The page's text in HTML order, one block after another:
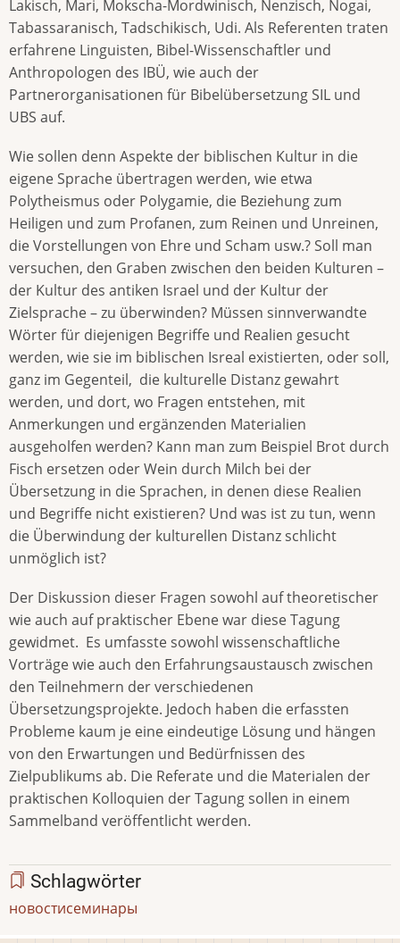
Lakisch, Mari, Mokscha-Mordwinisch, Nenzisch, Nogai,
Tabassaranisch, Tadschikisch, Udi. Als Referenten traten
erfahrene Linguisten, Bibel-Wissenschaftler und
Anthropologen des IBÜ, wie auch der
Partnerorganisationen für Bibelübersetzung SIL und
UBS auf.
Wie sollen denn Aspekte der biblischen Kultur in die
eigene Sprache übertragen werden, wie etwa
Polytheismus oder Polygamie, die Beziehung zum
Heiligen und zum Profanen, zum Reinen und Unreinen,
die Vorstellungen von Ehre und Scham usw.? Soll man
versuchen, den Graben zwischen den beiden Kulturen –
der Kultur des antiken Israel und der Kultur der
Zielsprache – zu überwinden? Müssen sinnverwandte
Wörter für diejenigen Begriffe und Realien gesucht
werden, wie sie im biblischen Isreal existierten, oder soll,
ganz im Gegenteil, die kulturelle Distanz gewahrt
werden, und dort, wo Fragen entstehen, mit
Anmerkungen und ergänzenden Materialien
ausgeholfen werden? Kann man zum Beispiel Brot durch
Fisch ersetzen oder Wein durch Milch bei der
Übersetzung in die Sprachen, in denen diese Realien
und Begriffe nicht existieren? Und was ist zu tun, wenn
die Überwindung der kulturellen Distanz schlicht
unmöglich ist?
Der Diskussion dieser Fragen sowohl auf theoretischer
wie auch auf praktischer Ebene war diese Tagung
gewidmet. Es umfasste sowohl wissenschaftliche
Vorträge wie auch den Erfahrungsaustausch zwischen
den Teilnehmern der verschiedenen
Übersetzungsprojekte. Jedoch haben die erfassten
Probleme kaum je eine eindeutige Lösung und hängen
von den Erwartungen und Bedürfnissen des
Zielpublikums ab. Die Referate und die Materialen der
praktischen Kolloquien der Tagung sollen in einem
Sammelband veröffentlicht werden.
Schlagwörter
новостисеминары